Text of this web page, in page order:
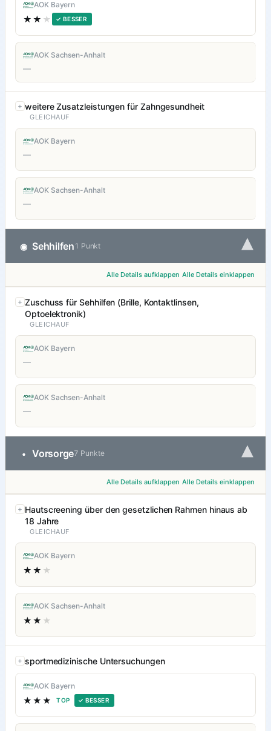
AOK Bayern
★★ ★ ✓ BESSER
AOK Sachsen-Anhalt
—
weitere Zusatzleistungen für Zahngesundheit
GLEICHAUF
AOK Bayern
—
AOK Sachsen-Anhalt
—
◉ Sehhilfen 1 Punkt ▾
Alle Details aufklappen Alle Details einklappen
Zuschuss für Sehhilfen (Brille, Kontaktlinsen,
Optoelektronik)
GLEICHAUF
AOK Bayern
—
AOK Sachsen-Anhalt
—
• Vorsorge7 Punkte ▾
Alle Details aufklappen Alle Details einklappen
Hautscreening über den gesetzlichen Rahmen hinaus ab
18 Jahre
GLEICHAUF
AOK Bayern
★★ ★
AOK Sachsen-Anhalt
★★ ★
sportmedizinische Untersuchungen
AOK Bayern
★★★ TOP ✓ BESSER